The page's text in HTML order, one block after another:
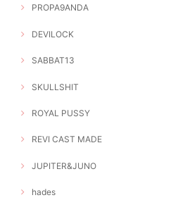
PROPA9ANDA
DEVILOCK
SABBAT13
SKULLSHIT
ROYAL PUSSY
REVI CAST MADE
JUPITER&JUNO
hades